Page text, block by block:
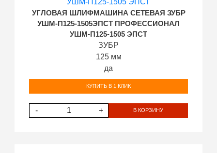
УГЛОВАЯ ШЛИФМАШИНА СЕТЕВАЯ ЗУБР
УШМ-П125-1505ЭПСТ ПРОФЕССИОНАЛ
УШМ-П125-1505 ЭПСТ
ЗУБР
125 мм
да
КУПИТЬ В 1 КЛИК
- + В КОРЗИНУ